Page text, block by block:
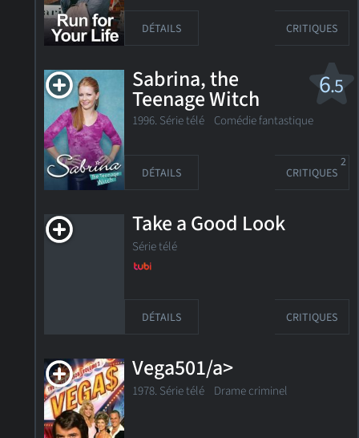
DÉTAILS CRITIQUES
6.5
Sabrina, the
Teenage Witch
1996. Série télé Comédie fantastique
DÉTAILS CRITIQUES
2
Take a Good Look
Série télé
DÉTAILS CRITIQUES
Vega501/a>
1978. Série télé Drame criminel